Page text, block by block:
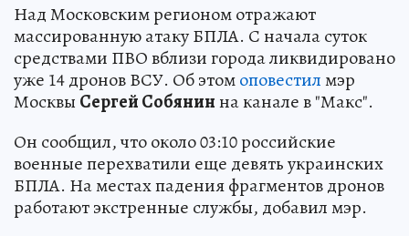
Над Московским регионом отражают
массированную атаку БПЛА. С начала суток
средствами ПВО вблизи города ликвидировано
уже 14 дронов ВСУ. Об этомоповестилмэр
Москвы Сергей Собянинна канале в "Макс".
Он сообщил, что около 03:10 российские
военные перехватили еще девять украинских
БПЛА. На местах падения фрагментов дронов
работают экстренные службы, добавил мэр.